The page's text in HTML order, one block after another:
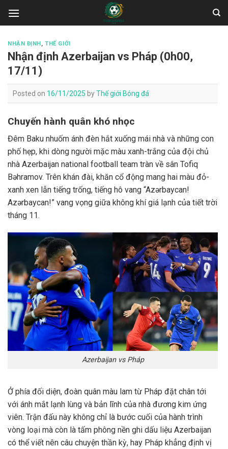
NHẬN ĐỊNH,THẾ GIỚI
Nhận định Azerbaijan vs Pháp (0h00,
17/11)
Posted on 16/11/2025 byThế giới Bóng đá
Chuyến hành quân khó nhọc
Đêm Baku nhuốm ánh đèn hắt xuống mái nhà và những con
phố hẹp, khi dòng người mặc màu xanh-trắng của đội chủ
nhà Azerbaijan national football team tràn về sân Tofiq
Bəhramov. Trên khán đài, khăn cổ động mang hai màu đỏ-
xanh xen lẫn tiếng trống, tiếng hô vang “Azərbaycan!
Azərbaycan!” vang vọng giữa không khí giá lạnh của tiết trời
tháng 11.
Azerbaijan vs Pháp
Ở phía đối diện, đoàn quân màu lam từ Pháp đặt chân tới
với ánh mắt lạnh lùng và bản lĩnh của nhà đương kim ứng
viên. Trận đấu này không chỉ là bước cuối của hành trình
vòng loại mà còn là tấm phông nền ghi dấu liệu Azerbaijan
có thể viết nên câu chuyện thần kỳ, hay Pháp khẳng định vị